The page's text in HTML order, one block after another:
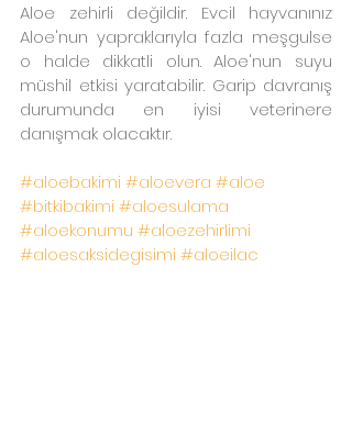
Aloe zehirli değildir. Evcil hayvanınız
Aloe'nun yapraklarıyla fazla meşgulse
o halde dikkatli olun. Aloe'nun suyu
müshil etkisi yaratabilir. Garip davranış
durumunda en iyisi veterinere
danışmak olacaktır.
#aloebakimi #aloevera #aloe
#bitkibakimi #aloesulama
#aloekonumu #aloezehirlimi
#aloesaksidegisimi #aloeilac